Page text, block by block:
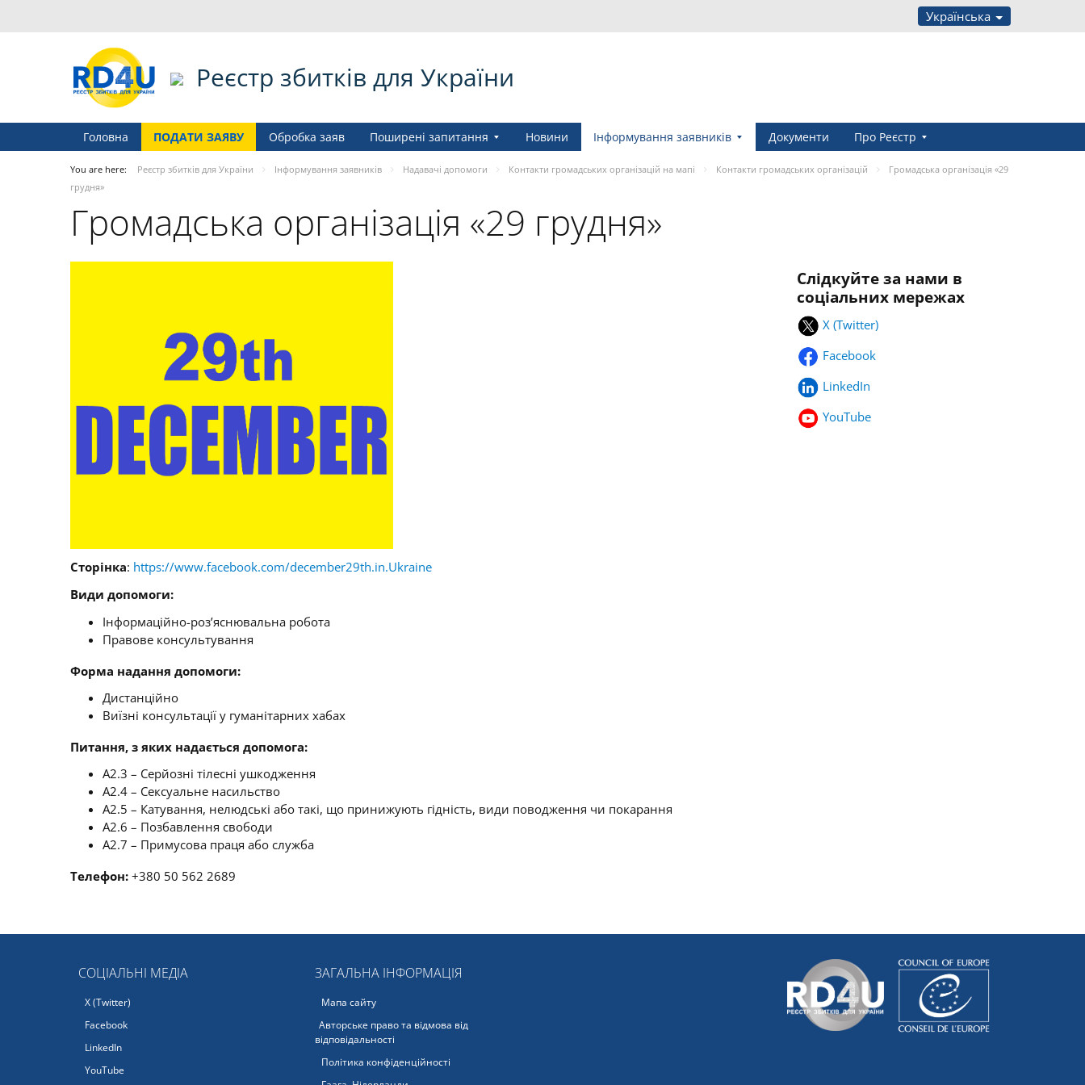
Українська
Реєстр збитків для України
Головна ПОДАТИ ЗАЯВУ Обробка заяв Поширені запитання Новини Інформування заявників Документи Про Реєстр
You are here: Реєстр збитків для України Інформування заявників Надавачі допомоги Контакти громадських організацій на мапі Контакти громадських організацій
Громадська організація «29
грудня»
Громадська організація «29 грудня»
Сторінка: https://www.facebook.com/december29th.in.Ukraine
Види допомоги:
Інформаційно-роз’яснювальна робота
Правове консультування
Форма надання допомоги:
Дистанційно
Виїзні консультації у гуманітарних хабах
Питання, з яких надається допомога:
A2.3 – Серйозні тілесні ушкодження
A2.4 – Сексуальне насильство
A2.5 – Катування, нелюдські або такі, що принижують гідність, види поводження чи покарання
A2.6 – Позбавлення свободи
A2.7 – Примусова праця або служба
Телефон: +380 50 562 2689
Слідкуйте за нами в
соціальних мережах
X (Twitter)
Facebook
LinkedIn
YouTube
СОЦІАЛЬНІ МЕДІА
X (Twitter)
Facebook
LinkedIn
YouTube
ЗАГАЛЬНА ІНФОРМАЦІЯ
Мапа сайту
Авторське право та відмова від
відповідальності
Політика конфіденційності